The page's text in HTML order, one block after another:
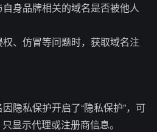
身品牌相关的域名是否被他人
、仿冒等问题时，获取域名注
隐私保护开启了“隐私保护”，可
显示代理或注册商信息。